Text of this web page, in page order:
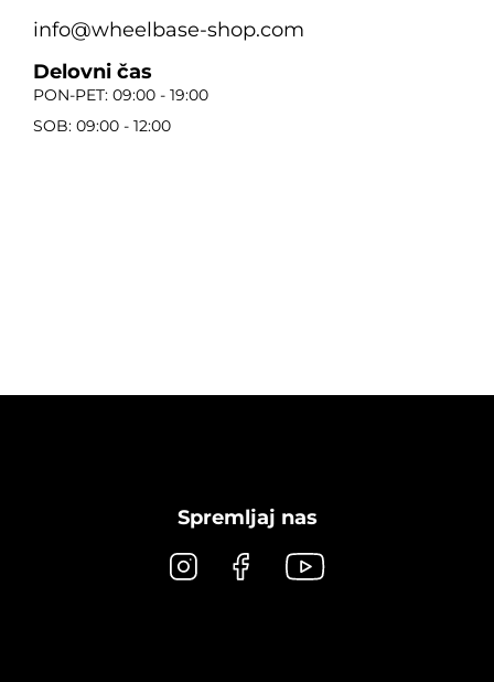
info@wheelbase-shop.com
Delovni čas
PON-PET: 09:00 - 19:00
SOB: 09:00 - 12:00
Spremljaj nas